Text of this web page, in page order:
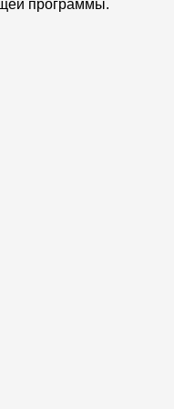
программы.